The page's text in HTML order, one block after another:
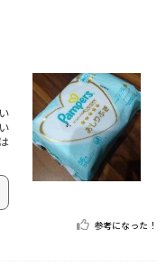
参考になった！